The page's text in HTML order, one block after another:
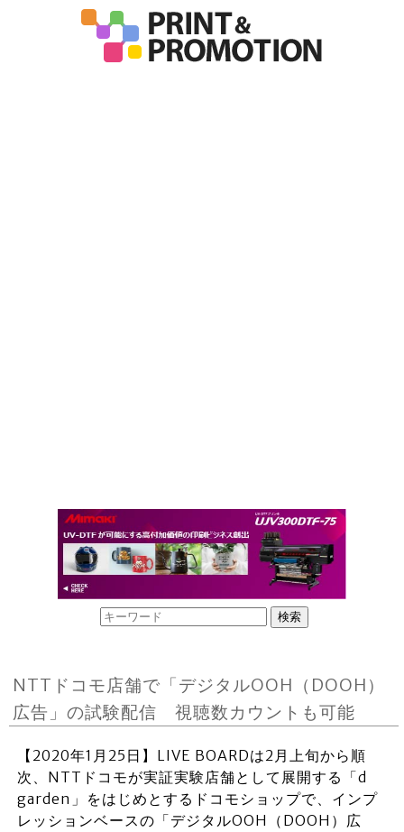
NTTドコモ店舗で「デジタルOOH（DOOH）
広告」の試験配信 視聴数カウントも可能
【2020年1月25日】LIVE BOARDは2月上旬から順
次、NTTドコモが実証実験店舗として展開する「d
garden」をはじめとするドコモショップで、インプ
レッションベースの「デジタルOOH（DOOH）広